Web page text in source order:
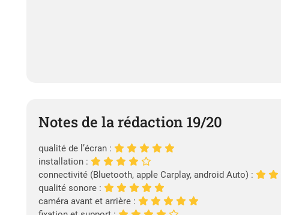
Notes de la rédaction 19/20
qualité de l’écran :
installation :
connectivité (Bluetooth, apple Carplay, android Auto) :
qualité sonore :
caméra avant et arrière :